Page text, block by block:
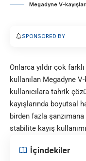
Megadyne V-
SPONSORED BY
Onlarca yıldır çok
kullanılan Megadyne
kullanıcılara tahrik
kayışlarında boyutsal
birden fazla
stabilite kayış
İçindekiler